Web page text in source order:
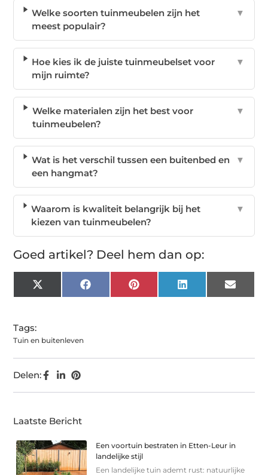
Welke soorten tuinmeubelen zijn het
meest populair?
▼
Hoe kies ik de juiste tuinmeubelset voor
mijn ruimte?
▼
Welke materialen zijn het best voor
tuinmeubelen?
▼
Wat is het verschil tussen een buitenbed en
een hangmat?
▼
Waarom is kwaliteit belangrijk bij het
kiezen van tuinmeubelen?
▼
Goed artikel? Deel hem dan op:
X
(Twitter)
Facebook Pinterest LinkedIn Email
Tags:
Tuin en buitenleven
Delen:
Laatste Bericht
Een voortuin bestraten in Etten-Leur in
landelijke stijl
Een landelijke tuin ademt rust: natuurlijke